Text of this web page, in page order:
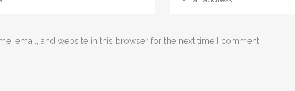
email, and website in this browser for the next time I comment.